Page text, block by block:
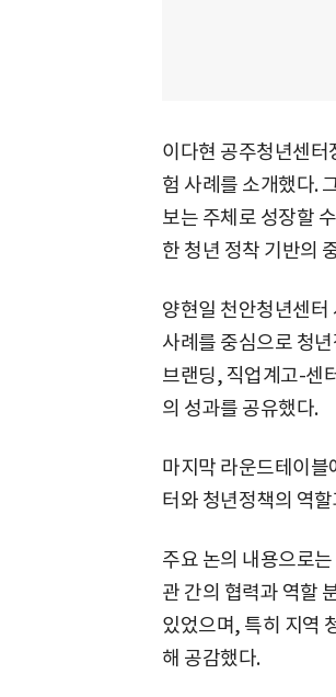
이다현 공주청년센터
험 사례를 소개했다.
보는 주체로 성장할
한 청년 정착 기반의
양현일 천안청년센
사례를 중심으로 청
브랜딩, 직업계고-센
의 성과를 공유했다.
마지막 라운드테이블
터와 청년정책의 역
주요 논의 내용으로
관 간의 협력과 역할
있었으며, 특히 지역
해 공감했다.